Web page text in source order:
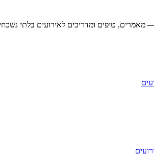
— מאמרים, טיפים ומדריכים לאירועים בלתי